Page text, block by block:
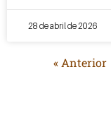
28 de abril de 2026
« Anterior